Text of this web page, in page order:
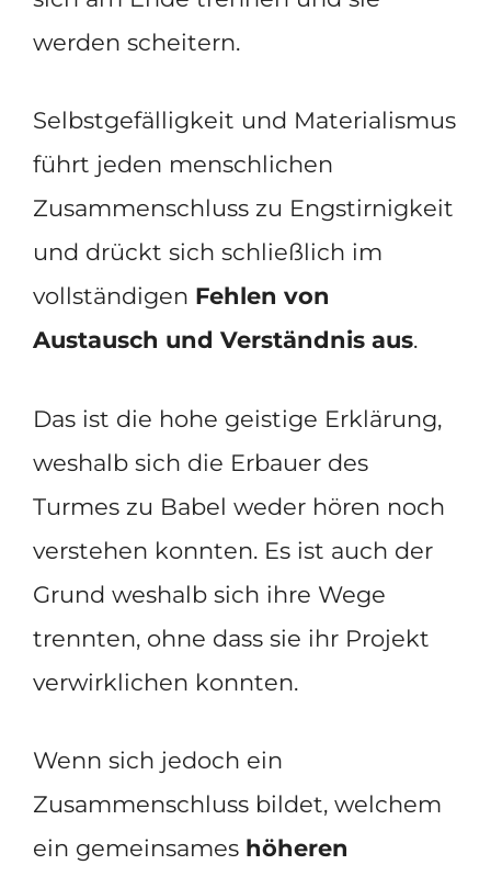
werden scheitern.
Selbstgefälligkeit und Materialismus
führt jeden menschlichen
Zusammenschluss zu Engstirnigkeit
und drückt sich schließlich im
vollständigen Fehlen von
Austausch und Verständnis aus.
Das ist die hohe geistige Erklärung,
weshalb sich die Erbauer des
Turmes zu Babel weder hören noch
verstehen konnten. Es ist auch der
Grund weshalb sich ihre Wege
trennten, ohne dass sie ihr Projekt
verwirklichen konnten.
Wenn sich jedoch ein
Zusammenschluss bildet, welchem
ein gemeinsames höheren